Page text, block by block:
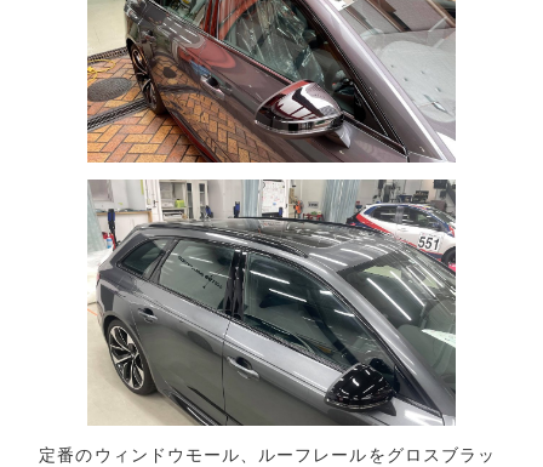
定番のウィンドウモール、ルーフレールをグロスブラッ